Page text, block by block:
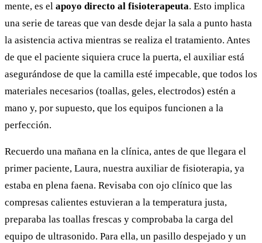
mente, es el apoyo directo al fisioterapeuta. Esto implica
una serie de tareas que van desde dejar la sala a punto hasta
la asistencia activa mientras se realiza el tratamiento. Antes
de que el paciente siquiera cruce la puerta, el auxiliar está
asegurándose de que la camilla esté impecable, que todos los
materiales necesarios (toallas, geles, electrodos) estén a
mano y, por supuesto, que los equipos funcionen a la
perfección.
Recuerdo una mañana en la clínica, antes de que llegara el
primer paciente, Laura, nuestra auxiliar de fisioterapia, ya
estaba en plena faena. Revisaba con ojo clínico que las
compresas calientes estuvieran a la temperatura justa,
preparaba las toallas frescas y comprobaba la carga del
equipo de ultrasonido. Para ella, un pasillo despejado y un